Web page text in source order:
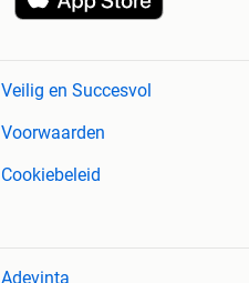
Veilig en Succesvol
Voorwaarden
Cookiebeleid
Adevinta